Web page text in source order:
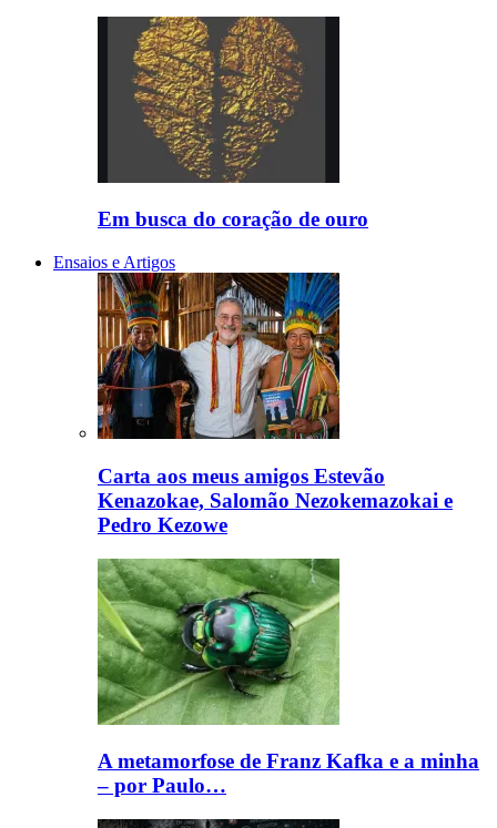
Em busca do coração de ouro
Ensaios e Artigos
Carta aos meus amigos Estevão
Kenazokae, Salomão Nezokemazokai e
Pedro Kezowe
A metamorfose de Franz Kafka e a minha
– por Paulo…